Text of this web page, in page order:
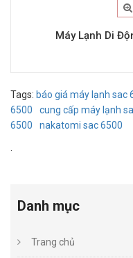
Máy Lạnh Di
Tags: báo giá máy lạnh sac
6500
cung cấp máy lạnh
6500
nakatomi sac 6500
Danh mục
Trang chủ